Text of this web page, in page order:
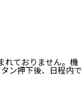
れておりません。機
ン押下後、日程内で